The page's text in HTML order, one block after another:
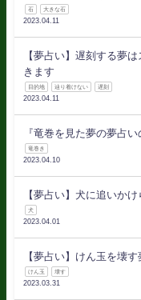
石 大きな石
2023.04.11
【夢占い】遅刻する夢
きます
目的地 辿り着けない 遅刻
2023.04.11
『竜巻を見た夢の夢占い
竜巻き
2023.04.10
【夢占い】犬に追いか
犬
2023.04.01
【夢占い】けん玉を壊す
けん玉 壊す
2023.03.31